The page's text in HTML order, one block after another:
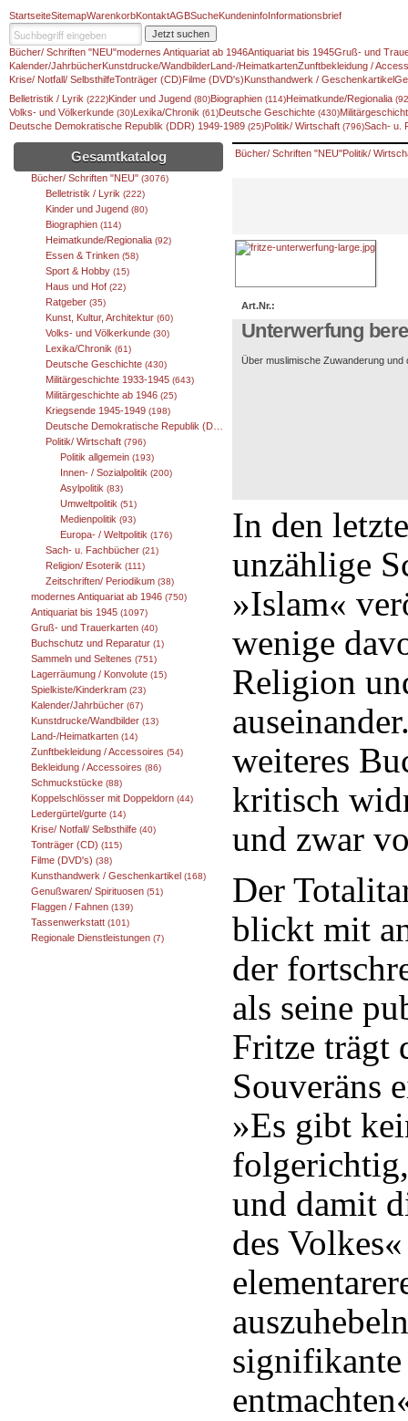
StartseiteSitemapWarenkorbKontaktAGBSucheKundeninfoInformationsbrief
Jetzt suchen
Bücher/ Schriften "NEU"modernes Antiquariat ab 1946Antiquariat bis 1945Gruß- und
Kalender/JahrbücherKunstdrucke/Wandbilder Land-/HeimatkartenZunftbekleidung /
Krise/ Notfall/ SelbsthilfeTonträger (CD) Filme (DVD's) Kunsthandwerk / Geschenkartikel
Belletristik / Lyrik (222)Kinder und Jugend (80)Biographien (114)Heimatkunde/Regionalia
Volks- und Völkerkunde (30) Lexika/Chronik (61)Deutsche Geschichte (430)
Deutsche Demokratische Republik (DDR) 1949-1989 (25)Politik/ Wirtschaft (796)Sach- u.
Gesamtkatalog
Bücher/ Schriften "NEU" (3076)
Belletristik / Lyrik (222)
Kinder und Jugend (80)
Biographien (114)
Heimatkunde/Regionalia (92)
Essen & Trinken (58)
Sport & Hobby (15)
Haus und Hof (22)
Ratgeber (35)
Kunst, Kultur, Architektur (60)
Volks- und Völkerkunde (30)
Lexika/Chronik (61)
Deutsche Geschichte (430)
Militärgeschichte 1933-1945 (643)
Militärgeschichte ab 1946 (25)
Kriegsende 1945-1949 (198)
Deutsche Demokratische Republik (DDR) 1949-1989
Politik/ Wirtschaft (796)
Politik allgemein (193)
Innen- / Sozialpolitik (200)
Asylpolitik (83)
Umweltpolitik (51)
Medienpolitik (93)
Europa- / Weltpolitik (176)
Sach- u. Fachbücher (21)
Religion/ Esoterik (111)
Zeitschriften/ Periodikum (38)
modernes Antiquariat ab 1946 (750)
Antiquariat bis 1945 (1097)
Gruß- und Trauerkarten (40)
Buchschutz und Reparatur (1)
Sammeln und Seltenes (751)
Lagerräumung / Konvolute (15)
Spielkiste/Kinderkram (23)
Kalender/Jahrbücher (67)
Kunstdrucke/Wandbilder (13)
Land-/Heimatkarten (14)
Zunftbekleidung / Accessoires (54)
Bekleidung / Accessoires (86)
Schmuckstücke (88)
Koppelschlösser mit Doppeldorn (44)
Ledergürtel/gurte (14)
Krise/ Notfall/ Selbsthilfe (40)
Tonträger (CD) (115)
Filme (DVD's) (38)
Kunsthandwerk / Geschenkartikel (168)
Genußwaren/ Spirituosen (51)
Flaggen / Fahnen (139)
Tassenwerkstatt (101)
Regionale Dienstleistungen (7)
Bücher/ Schriften "NEU"Politik/
Art.Nr.:
Unterwerfung
Über muslimische Zuwanderung und
In den
unzählige
»Islam«
wenige
Religion
weiteres
kritisch
und zwar
Der
blickt mit
der
als seine
Fritze trägt
Souveräns
»Es gibt
und damit
des
signifikante